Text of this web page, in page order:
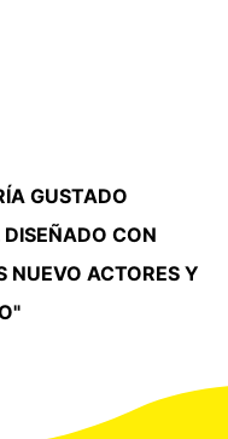
GUSTADO
CON
NUEVO ACTORES Y